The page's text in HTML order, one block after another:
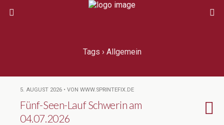
Tags › Allgemein
5. AUGUST 2026 • VON WWW.SPRINTEFIX.DE
Fünf-Seen-Lauf Schwerin am
04.07.2026